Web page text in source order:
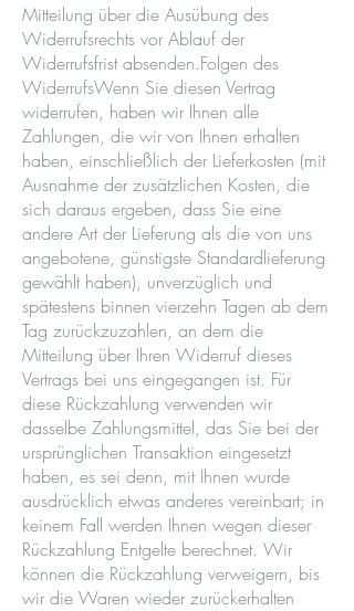
Mitteilung über die Ausübung des
Widerrufsrechts vor Ablauf der
Widerrufsfrist absenden.Folgen des
WiderrufsWenn Sie diesen Vertrag
widerrufen, haben wir Ihnen alle
Zahlungen, die wir von Ihnen erhalten
haben, einschließlich der Lieferkosten (mit
Ausnahme der zusätzlichen Kosten, die
sich daraus ergeben, dass Sie eine
andere Art der Lieferung als die von uns
angebotene, günstigste Standardlieferung
gewählt haben), unverzüglich und
spätestens binnen vierzehn Tagen ab dem
Tag zurückzuzahlen, an dem die
Mitteilung über Ihren Widerruf dieses
Vertrags bei uns eingegangen ist. Für
diese Rückzahlung verwenden wir
dasselbe Zahlungsmittel, das Sie bei der
ursprünglichen Transaktion eingesetzt
haben, es sei denn, mit Ihnen wurde
ausdrücklich etwas anderes vereinbart; in
keinem Fall werden Ihnen wegen dieser
Rückzahlung Entgelte berechnet. Wir
können die Rückzahlung verweigern, bis
wir die Waren wieder zurückerhalten